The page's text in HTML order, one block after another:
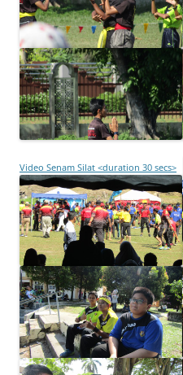
Video Senam Silat <duration 30 secs>